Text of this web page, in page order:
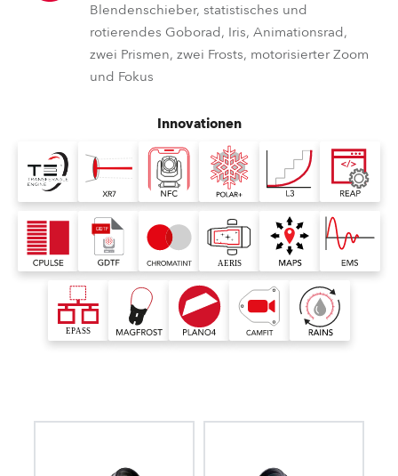
Blendenschieber, statistisches und
rotierendes Goborad, Iris, Animationsrad,
zwei Prismen, zwei Frosts, motorisierter Zoom
und Fokus
Innovationen